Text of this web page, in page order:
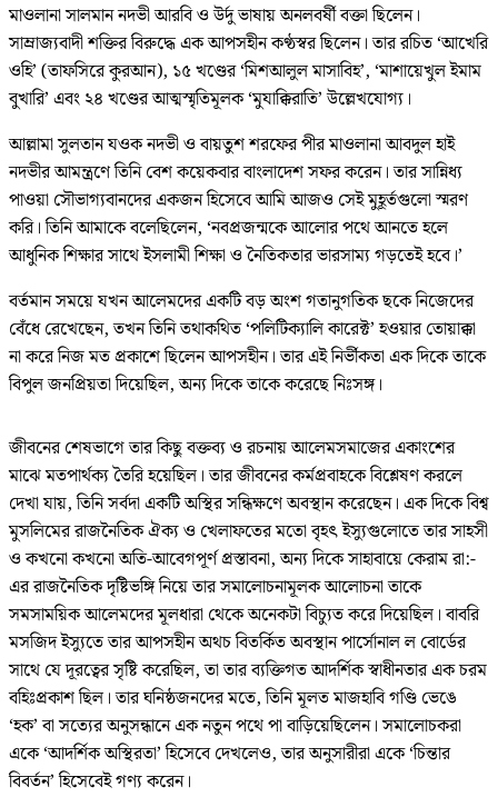
মাওলানা সালমান নদভী আরবি ও উর্দু ভাষায় অনলবর্ষী বক্তা ছিলেন।
সাম্রাজ্যবাদী শক্তির বিরুদ্ধে এক আপসহীন কণ্ঠস্বর ছিলেন। তার রচিত ‘আখেরি
ওহি’ (তাফসিরে কুরআন), ১৫ খণ্ডের ‘মিশআলুল মাসাবিহ’, ‘মাশায়েখুল ইমাম
বুখারি’ এবং ২৪ খণ্ডের আত্মস্মৃতিমূলক ‘মুযাক্কিরাতি’ উল্লেখযোগ্য।
আল্লামা সুলতান যওক নদভী ও বায়তুশ শরফের পীর মাওলানা আবদুল হাই
নদভীর আমন্ত্রণে তিনি বেশ কয়েকবার বাংলাদেশ সফর করেন। তার সান্নিধ্য
পাওয়া সৌভাগ্যবানদের একজন হিসেবে আমি আজও সেই মুহূর্তগুলো স্মরণ
করি। তিনি আমাকে বলেছিলেন, ‘নবপ্রজন্মকে আলোর পথে আনতে হলে
আধুনিক শিক্ষার সাথে ইসলামী শিক্ষা ও নৈতিকতার ভারসাম্য গড়তেই হবে।’
বর্তমান সময়ে যখন আলেমদের একটি বড় অংশ গতানুগতিক ছকে নিজেদের
বেঁধে রেখেছেন, তখন তিনি তথাকথিত ‘পলিটিক্যালি কারেক্ট’ হওয়ার তোয়াক্কা
না করে নিজ মত প্রকাশে ছিলেন আপসহীন। তার এই নির্ভীকতা এক দিকে তাকে
বিপুল জনপ্রিয়তা দিয়েছিল, অন্য দিকে তাকে করেছে নিঃসঙ্গ।
জীবনের শেষভাগে তার কিছু বক্তব্য ও রচনায় আলেমসমাজের একাংশের
মাঝে মতপার্থক্য তৈরি হয়েছিল। তার জীবনের কর্মপ্রবাহকে বিশ্লেষণ করলে
দেখা যায়, তিনি সর্বদা একটি অস্থির সন্ধিক্ষণে অবস্থান করেছেন। এক দিকে বিশ্ব
মুসলিমের রাজনৈতিক ঐক্য ও খেলাফতের মতো বৃহৎ ইস্যুগুলোতে তার সাহসী
ও কখনো কখনো অতি-আবেগপূর্ণ প্রস্তাবনা, অন্য দিকে সাহাবায়ে কেরাম রা:-
এর রাজনৈতিক দৃষ্টিভঙ্গি নিয়ে তার সমালোচনামূলক আলোচনা তাকে
সমসাময়িক আলেমদের মূলধারা থেকে অনেকটা বিচ্যুত করে দিয়েছিল। বাবরি
মসজিদ ইস্যুতে তার আপসহীন অথচ বিতর্কিত অবস্থান পার্সোনাল ল বোর্ডের
সাথে যে দূরত্বের সৃষ্টি করেছিল, তা তার ব্যক্তিগত আদর্শিক স্বাধীনতার এক চরম
বহিঃপ্রকাশ ছিল। তার ঘনিষ্ঠজনদের মতে, তিনি মূলত মাজহাবি গণ্ডি ভেঙে
‘হক’ বা সত্যের অনুসন্ধানে এক নতুন পথে পা বাড়িয়েছিলেন। সমালোচকরা
একে ‘আদর্শিক অস্থিরতা’ হিসেবে দেখলেও, তার অনুসারীরা একে ‘চিন্তার
বিবর্তন’ হিসেবেই গণ্য করেন।